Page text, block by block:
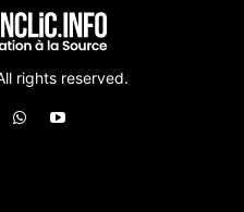
rights reserved.